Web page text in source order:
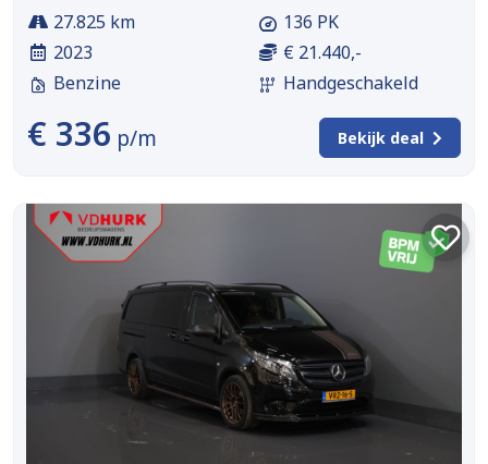
27.825 km
2023
Benzine
136 PK
€ 21.440,-
Handgeschakeld
€ 336 p/m Bekijk deal